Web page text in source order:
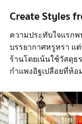
Create Styles
ความประทับใจแรก
บรรยากาศหรูหรา แต่
ร้านโดยเน้นใช้วัสดุธ
กำแพงอิฐเปลือยที่ห้อ